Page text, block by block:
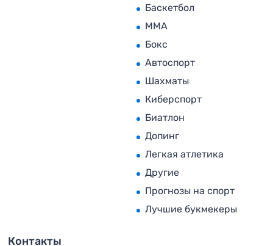
Баскетбол
MMA
Бокс
Автоспорт
Шахматы
Киберспорт
Биатлон
Допинг
Легкая атлетика
Другие
Прогнозы на спорт
Лучшие букмекеры
Контакты